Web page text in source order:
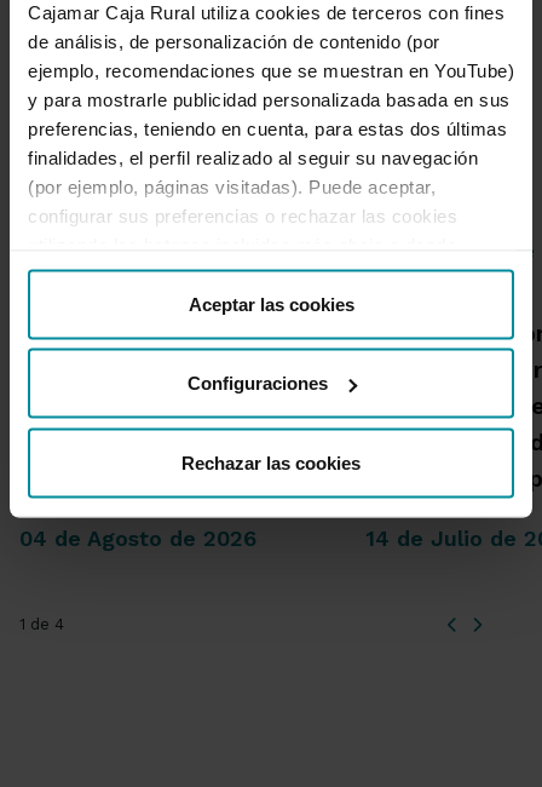
Cajamar Caja Rural utiliza cookies de terceros con fines
de análisis, de personalización de contenido (por
ejemplo, recomendaciones que se muestran en YouTube)
y para mostrarle publicidad personalizada basada en sus
preferencias, teniendo en cuenta, para estas dos últimas
finalidades, el perfil realizado al seguir su navegación
(por ejemplo, páginas visitadas). Puede aceptar,
configurar sus preferencias o rechazar las cookies
“Detalles”. También puede obtener más información, así
como cambiar el consentimiento en cualquier momento
desde nuestraPolítica de Cookies.
Aceptar las cookies
Configuraciones
Rechazar las cookies
Ir a Sala de prensa
Noticias destacadas
Grupo Cajamar gana 193
millones, un 8,5 % más, en
el primer semestre por el
crecimiento de la
actividad comercial
04 de Agosto de 2026
Una
Cajamar
habrá más
alta
capacidad de
14 de Julio de
1 de 4